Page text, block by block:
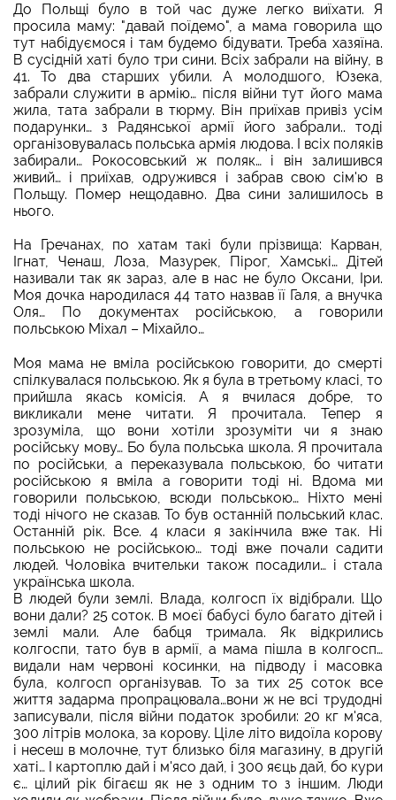
До Польщі було в той час дуже легко виїхати. Я
просила маму: "давай поїдемо", а мама говорила що
тут набідуємося і там будемо бідувати. Треба хазяїна.
В сусідній хаті було три сини. Всіх забрали на війну, в
41. То два старших убили. А молодшого, Юзека,
забрали служити в армію… після війни тут його мама
жила, тата забрали в тюрму. Він приїхав привіз усім
подарунки… з Радянської армії його забрали.. тоді
організовувалась польська армія людова. І всіх поляків
забирали… Рокосовський ж поляк… і він залишився
живий… і приїхав, одружився і забрав свою сім'ю в
Польщу. Помер нещодавно. Два сини залишилось в
нього.
На Гречанах, по хатам такі були прізвища: Карван,
Ігнат, Ченаш, Лоза, Мазурек, Пірог, Хамські… Дітей
називали так як зараз, але в нас не було Оксани, Іри.
Моя дочка народилася 44 тато назвав її Галя, а внучка
Оля… По документах російською, а говорили
польською Міхал – Міхайло…
Моя мама не вміла російською говорити, до смерті
спілкувалася польською. Як я була в третьому класі, то
прийшла якась комісія. А я вчилася добре, то
викликали мене читати. Я прочитала. Тепер я
зрозуміла, що вони хотіли зрозуміти чи я знаю
російську мову… Бо була польська школа. Я прочитала
по російськи, а переказувала польською, бо читати
російською я вміла а говорити тоді ні. Вдома ми
говорили польською, всюди польською… Ніхто мені
тоді нічого не сказав. То був останній польський клас.
Останній рік. Все. 4 класи я закінчила вже так. Ні
польською не російською… тоді вже почали садити
людей. Чоловіка вчительки також посадили… і стала
українська школа.
В людей були землі. Влада, колгосп їх відібрали. Що
вони дали? 25 соток. В моєї бабусі було багато дітей і
землі мали. Але бабця тримала. Як відкрились
колгоспи, тато був в армії, а мама пішла в колгосп…
видали нам червоні косинки, на підводу і масовка
була, колгосп організував. То за тих 25 соток все
життя задарма пропрацювала…вони ж не всі трудодні
записували, після війни податок зробили: 20 кг м'яса,
300 літрів молока, за корову. Ціле літо видоїла корову
і несеш в молочне, тут близько біля магазину, в другій
хаті… І картоплю дай і м'ясо дай, і 300 яєць дай, бо кури
є… цілий рік бігаєш як не з одним то з іншим. Люди